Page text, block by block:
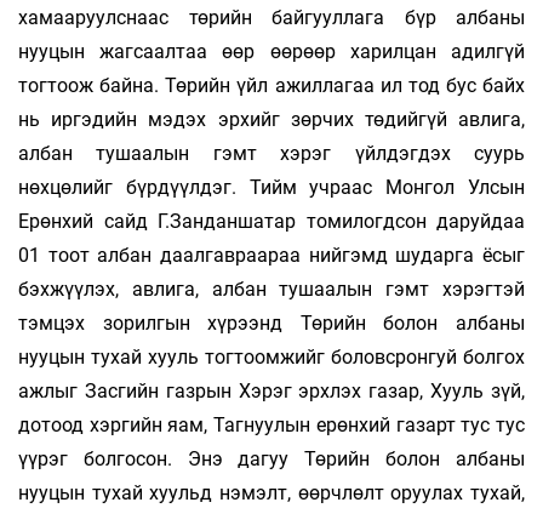
хамааруулснаас төрийн байгууллага бүр албаны
нууцын жагсаалтаа өөр өөрөөр харилцан адилгүй
тогтоож байна. Төрийн үйл ажиллагаа ил тод бус байх
нь иргэдийн мэдэх эрхийг зөрчих төдийгүй авлига,
албан тушаалын гэмт хэрэг үйлдэгдэх суурь
нөхцөлийг бүрдүүлдэг. Тийм учраас Монгол Улсын
Ерөнхий сайд Г.Занданшатар томилогдсон даруйдаа
01 тоот албан даалгавраараа нийгэмд шударга ёсыг
бэхжүүлэх, авлига, албан тушаалын гэмт хэрэгтэй
тэмцэх зорилгын хүрээнд Төрийн болон албаны
нууцын тухай хууль тогтоомжийг боловсронгуй болгох
ажлыг Засгийн газрын Хэрэг эрхлэх газар, Хууль зүй,
дотоод хэргийн яам, Тагнуулын ерөнхий газарт тус тус
үүрэг болгосон. Энэ дагуу Төрийн болон албаны
нууцын тухай хуульд нэмэлт, өөрчлөлт оруулах тухай,